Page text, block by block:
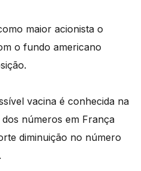
maior acionista o
o fundo americano
vacina é conhecida na
números em França
diminuição no número